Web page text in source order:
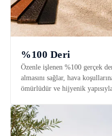
%100 Deri
Özenle işlenen %100 gerçek
almasını sağlar, hava
ömürlüdür ve hijyenik